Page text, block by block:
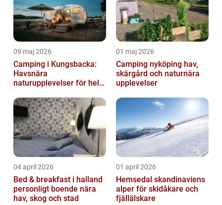
09 maj 2026
Camping i Kungsbacka:
Havsnära
naturupplevelser för hela
01 maj 2026
Camping nyköping hav,
skärgård och naturnära
upplevelser
04 april 2026
Bed & breakfast i halland
personligt boende nära
hav, skog och stad
01 april 2026
Hemsedal skandinaviens
alper för skidåkare och
fjällälskare